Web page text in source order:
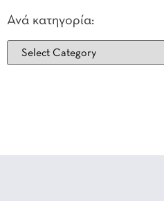
Ανά κατηγορία: